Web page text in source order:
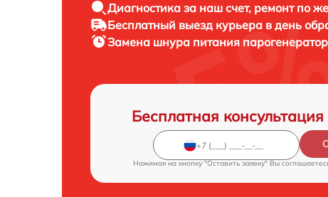
Диагностика за наш счет, ремонт по
Бесплатный выезд курьера в день
Замена шнура питания
Бесплатная
Нажимая на кнопку "Оставить заявку" Вы